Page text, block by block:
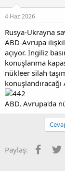
u
b
a
ş
l
a
t
a
n
4 Haz 2026
Rusya-Ukrayna
ABD-Avrupa
açıyor. İngiliz
konuşlanma
nükleer silah
ABD, Avrupa'da
Paylaş: